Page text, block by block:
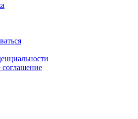
соглашение